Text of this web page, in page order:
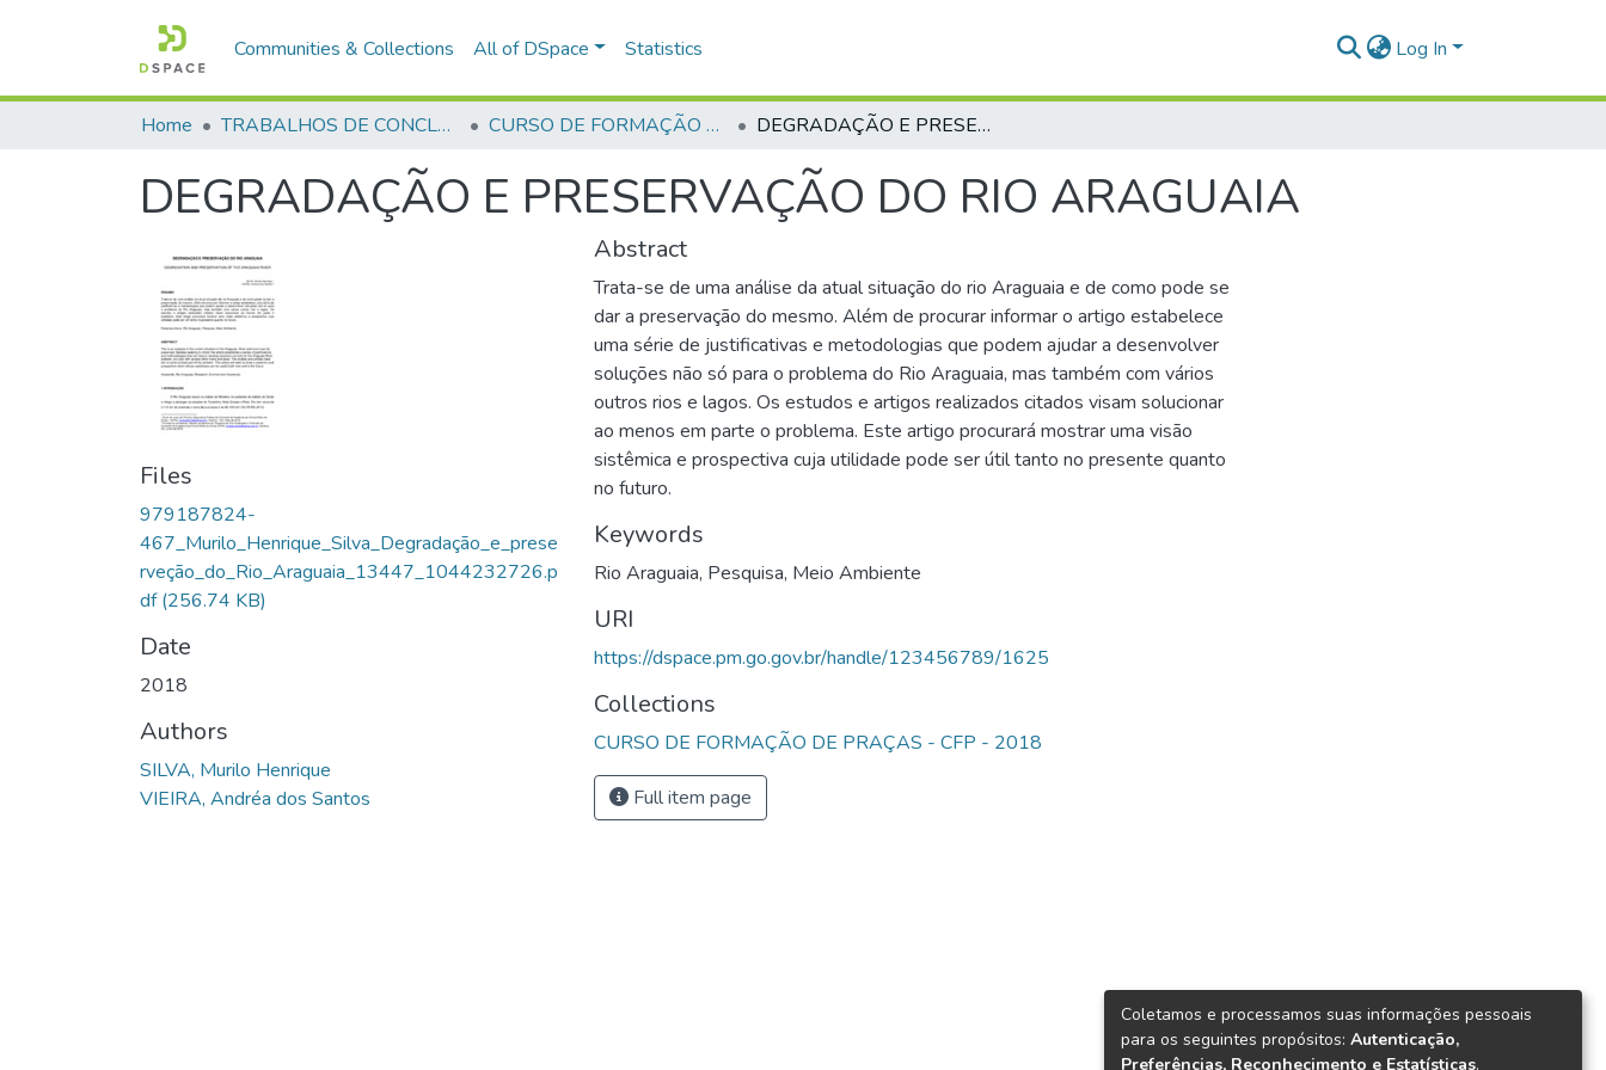
Communities & Collections All of DSpace Statistics Log In
Home TRABALHOS DE CONCLUSÃO DE CURSO - CFP (CURSO DE FORMAÇÃO DE PRAÇAS) CURSO DE FORMAÇÃO DE PRAÇAS - CFP - 2018 DEGRADAÇÃO E PRESERVAÇÃO DO RIO ARAGUAIA
DEGRADAÇÃO E PRESERVAÇÃO DO RIO ARAGUAIA
Files
979187824-
467_Murilo_Henrique_Silva_Degradação_e_prese
rveção_do_Rio_Araguaia_13447_1044232726.p
df(256.74 KB)
Date
2018
Authors
SILVA, Murilo Henrique
VIEIRA, Andréa dos Santos
Abstract
Trata-se de uma análise da atual situação do rio Araguaia e de como pode se
dar a preservação do mesmo. Além de procurar informar o artigo estabelece
uma série de justificativas e metodologias que podem ajudar a desenvolver
soluções não só para o problema do Rio Araguaia, mas também com vários
outros rios e lagos. Os estudos e artigos realizados citados visam solucionar
ao menos em parte o problema. Este artigo procurará mostrar uma visão
sistêmica e prospectiva cuja utilidade pode ser útil tanto no presente quanto
no futuro.
Keywords
Rio Araguaia, Pesquisa, Meio Ambiente
URI
https://dspace.pm.go.gov.br/handle/123456789/1625
Collections
CURSO DE FORMAÇÃO DE PRAÇAS - CFP - 2018
Full item page
Coletamos e processamos suas informações pessoais
para os seguintes propósitos: Autenticação,
Preferências, Reconhecimento e Estatísticas.